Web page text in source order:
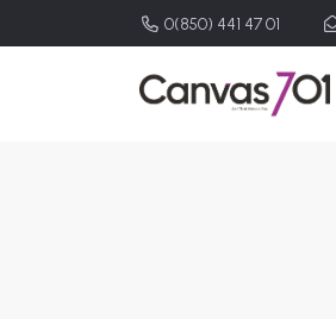
0(850) 441 47 01